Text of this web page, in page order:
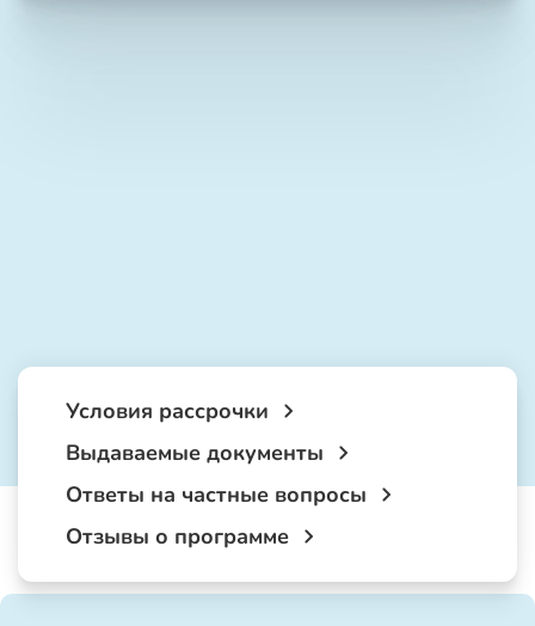
Условия рассрочки
Выдаваемые документы
Ответы на частные вопросы
Отзывы о программе